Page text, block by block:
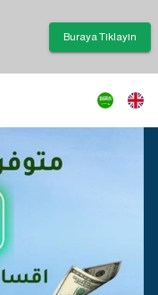
Buraya Tıklayın